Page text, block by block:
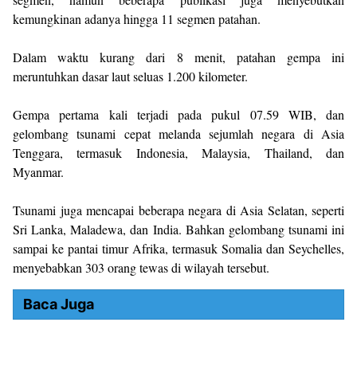
kemungkinan adanya hingga 11 segmen patahan.
Dalam waktu kurang dari 8 menit, patahan gempa ini
meruntuhkan dasar laut seluas 1.200 kilometer.
Gempa pertama kali terjadi pada pukul 07.59 WIB, dan
gelombang tsunami cepat melanda sejumlah negara di Asia
Tenggara, termasuk Indonesia, Malaysia, Thailand, dan
Myanmar.
Tsunami juga mencapai beberapa negara di Asia Selatan, seperti
Sri Lanka, Maladewa, dan India. Bahkan gelombang tsunami ini
sampai ke pantai timur Afrika, termasuk Somalia dan Seychelles,
menyebabkan 303 orang tewas di wilayah tersebut.
Baca Juga